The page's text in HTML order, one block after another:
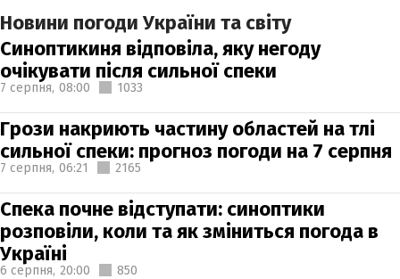
Новини погоди України та світу
Синоптикиня відповіла, яку негоду
очікувати після сильної спеки
7 серпня, 08:00 1033
Грози накриють частину областей на тлі
сильної спеки: прогноз погоди на 7 серпня
7 серпня, 06:21 2165
Спека почне відступати: синоптики
розповіли, коли та як зміниться погода в
Україні
6 серпня, 20:00 850